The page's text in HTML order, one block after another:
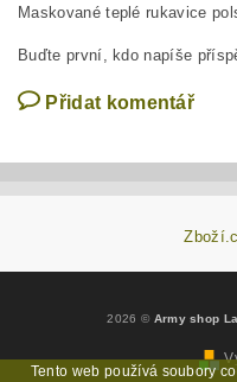
Maskované teplé rukavice
Buďte první, kdo napíše
Přidat komentář
2026 © Army shop
Tento web používá soubory